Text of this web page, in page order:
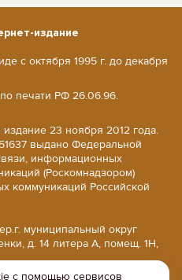
издание
с октября 1995 г. до декабря
печати РФ 26.06.96.
издание 23 ноября 2012 года.
выдано Федеральной
информационных
(Роскомнадзором)
коммуникаций Российской
муниципальный округ
д. 14 литера А, помещ. 1Н,
с помощью сервисов